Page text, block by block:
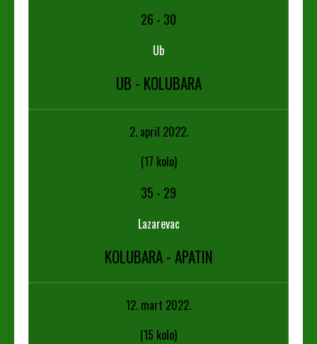
26 - 30
Ub
UB - KOLUBARA
2. april 2022.
(17 kolo)
35 - 29
Lazarevac
KOLUBARA - APATIN
12. mart 2022.
(15 kolo)